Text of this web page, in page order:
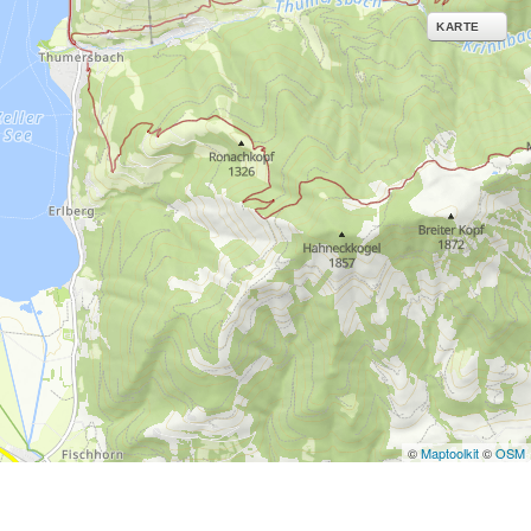
KARTE
©Maptoolkit©OSM